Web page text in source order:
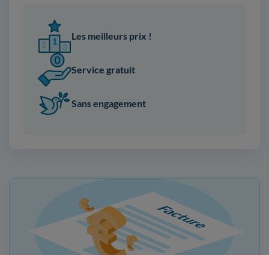
Les meilleurs prix !
Service gratuit
Sans engagement